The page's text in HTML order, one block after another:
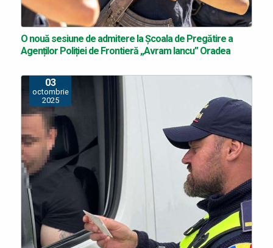
O nouă sesiune de admitere la Școala de Pregătire a
Agenților Poliției de Frontieră „Avram Iancu” Oradea
03
octombrie
2025